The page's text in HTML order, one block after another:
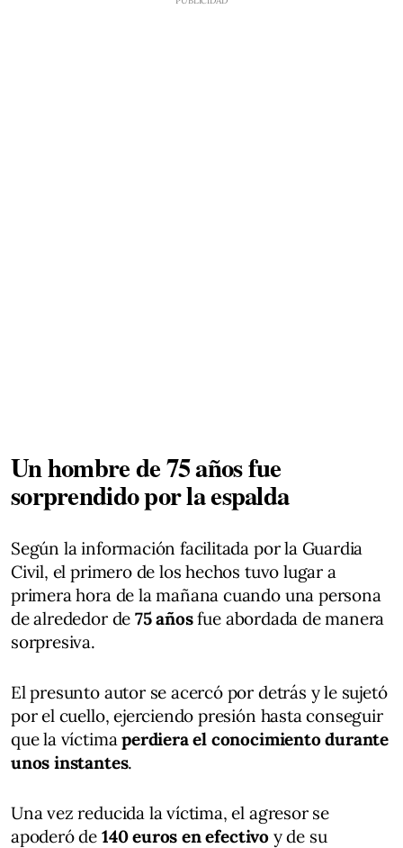
Un hombre de 75 años fue
sorprendido por la espalda
Según la información facilitada por la Guardia
Civil, el primero de los hechos tuvo lugar a
primera hora de la mañana cuando una persona
de alrededor de 75 añosfue abordada de manera
sorpresiva.
El presunto autor se acercó por detrás y le sujetó
por el cuello, ejerciendo presión hasta conseguir
que la víctimaperdiera el conocimiento durante
unos instantes.
Una vez reducida la víctima, el agresor se
apoderó de 140 euros en efectivoy de su